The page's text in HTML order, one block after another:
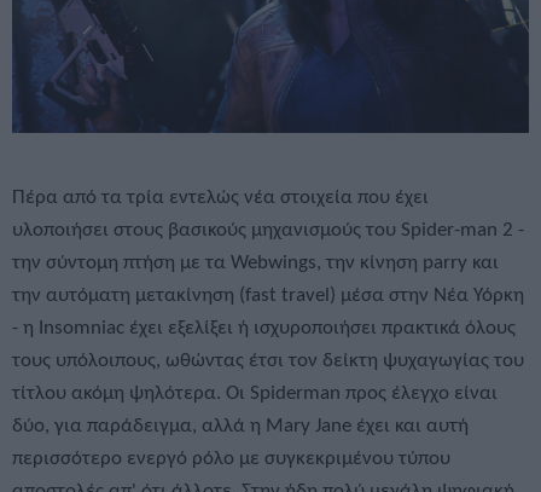
Πέρα από τα τρία εντελώς νέα στοιχεία που έχει
υλοποιήσει στους βασικούς μηχανισμούς του Spider-man 2 -
την σύντομη πτήση με τα Webwings, την κίνηση parry και
την αυτόματη μετακίνηση (fast travel) μέσα στην Νέα Υόρκη
- η Insomniac έχει εξελίξει ή ισχυροποιήσει πρακτικά όλους
τους υπόλοιπους, ωθώντας έτσι τον δείκτη ψυχαγωγίας του
τίτλου ακόμη ψηλότερα. Οι Spiderman προς έλεγχο είναι
δύο, για παράδειγμα, αλλά η Mary Jane έχει και αυτή
περισσότερο ενεργό ρόλο με συγκεκριμένου τύπου